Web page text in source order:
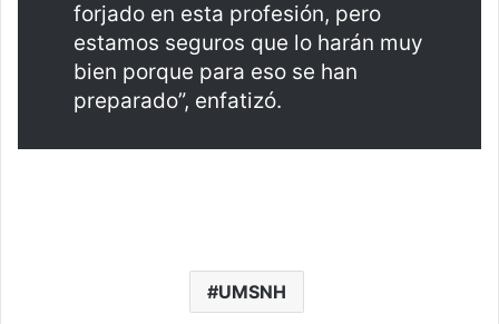
forjado en esta profesión, pero
estamos seguros que lo harán muy
bien porque para eso se han
preparado”, enfatizó.
UMSNH